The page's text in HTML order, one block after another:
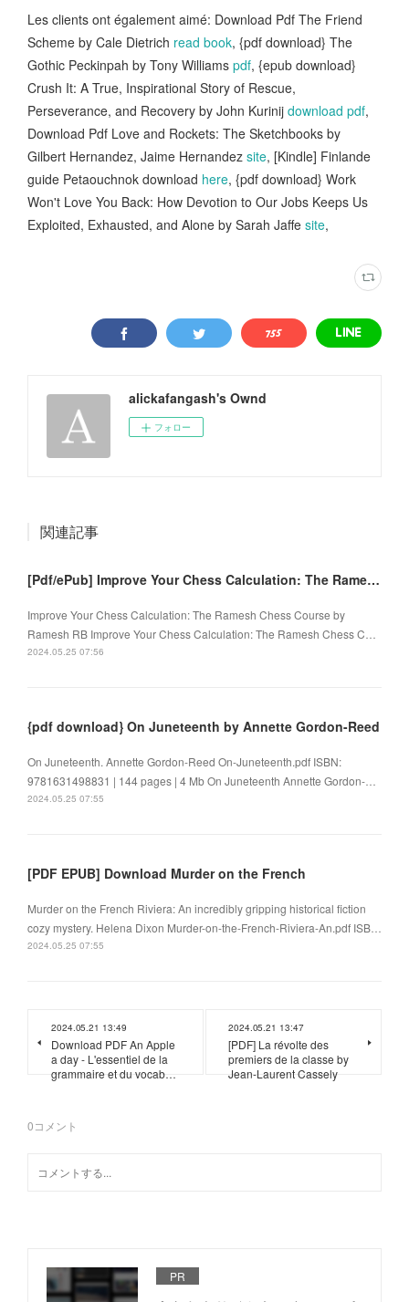
Les clients ont également aimé: Download Pdf The Friend
Scheme by Cale Dietrich read book, {pdf download} The
Gothic Peckinpah by Tony Williams pdf, {epub download}
Crush It: A True, Inspirational Story of Rescue,
Perseverance, and Recovery by John Kurinij download pdf,
Download Pdf Love and Rockets: The Sketchbooks by
Gilbert Hernandez, Jaime Hernandez site, [Kindle] Finlande
guide Petaouchnok download here, {pdf download} Work
Won't Love You Back: How Devotion to Our Jobs Keeps Us
Exploited, Exhausted, and Alone by Sarah Jaffe site,
alickafangash's Ownd
フォロー
関連記事
[Pdf/ePub] Improve Your Chess Calculation: The Ramesh Chess Course by Ramesh RB download ebook
Improve Your Chess Calculation: The Ramesh Chess Course by
Ramesh RB Improve Your Chess Calculation: The Ramesh Chess C…
2024.05.25 07:56
{pdf download} On Juneteenth by Annette Gordon-Reed
On Juneteenth. Annette Gordon-Reed On-Juneteenth.pdf ISBN:
9781631498831 | 144 pages | 4 Mb On Juneteenth Annette Gordon-…
2024.05.25 07:55
[PDF EPUB] Download Murder on the French
Murder on the French Riviera: An incredibly gripping historical fiction
cozy mystery. Helena Dixon Murder-on-the-French-Riviera-An.pdf ISB…
2024.05.25 07:55
2024.05.21 13:49
Download PDF An Apple
a day - L'essentiel de la
grammaire et du vocab…
2024.05.21 13:47
[PDF] La révolte des
premiers de la classe by
Jean-Laurent Cassely
0コメント
PR